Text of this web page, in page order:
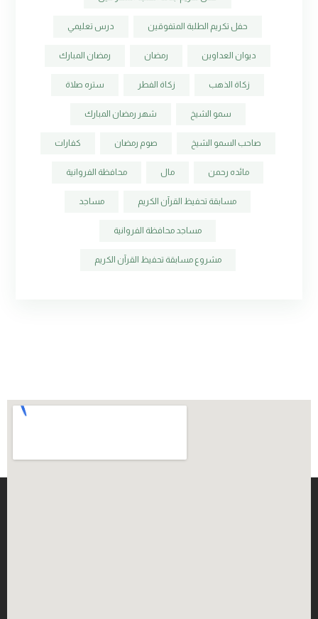
حفل تكريم الطلبة المتفوقين درس تعليمي
ديوان العداوين رمضان رمضان المبارك
زكاة الذهب زكاة الفطر ستره صلاة
سمو الشيخ شهر رمضان المبارك
صاحب السمو الشيخ صوم رمضان كفارات
مائده رحمن مال محافظة الفروانية
مسابقة تحفيظ القرآن الكريم مساجد
مساجد محافظة الفروانية
مشروع مسابقة تحفيظ القرآن الكريم